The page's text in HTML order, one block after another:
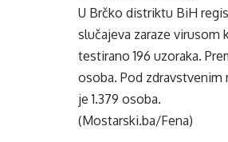
U Brčko distriktu BiH
slučajeva zaraze virusom
testirano 196 uzoraka.
osoba. Pod
je 1.379 osoba.
(Mostarski.ba/Fena)